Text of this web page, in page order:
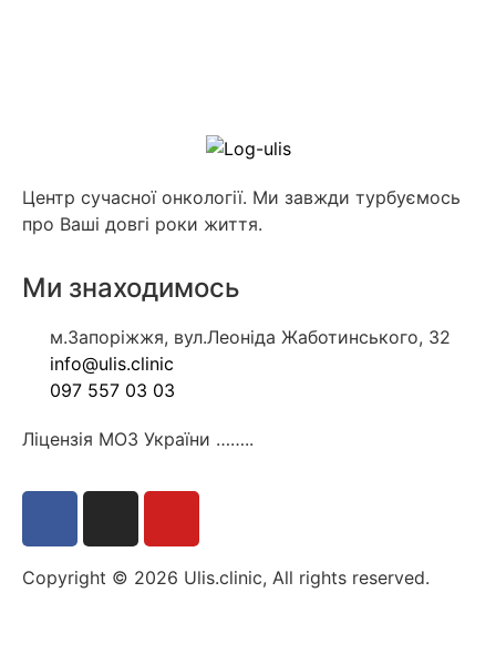
Центр сучасної онкології. Ми завжди турбуємось
про Ваші довгі роки життя.
Ми знаходимось
м.Запоріжжя, вул.Леоніда Жаботинського, 32
info@ulis.clinic
097 557 03 03
Ліцензія МОЗ України ……..
Copyright © 2026 Ulis.clinic, All rights reserved.